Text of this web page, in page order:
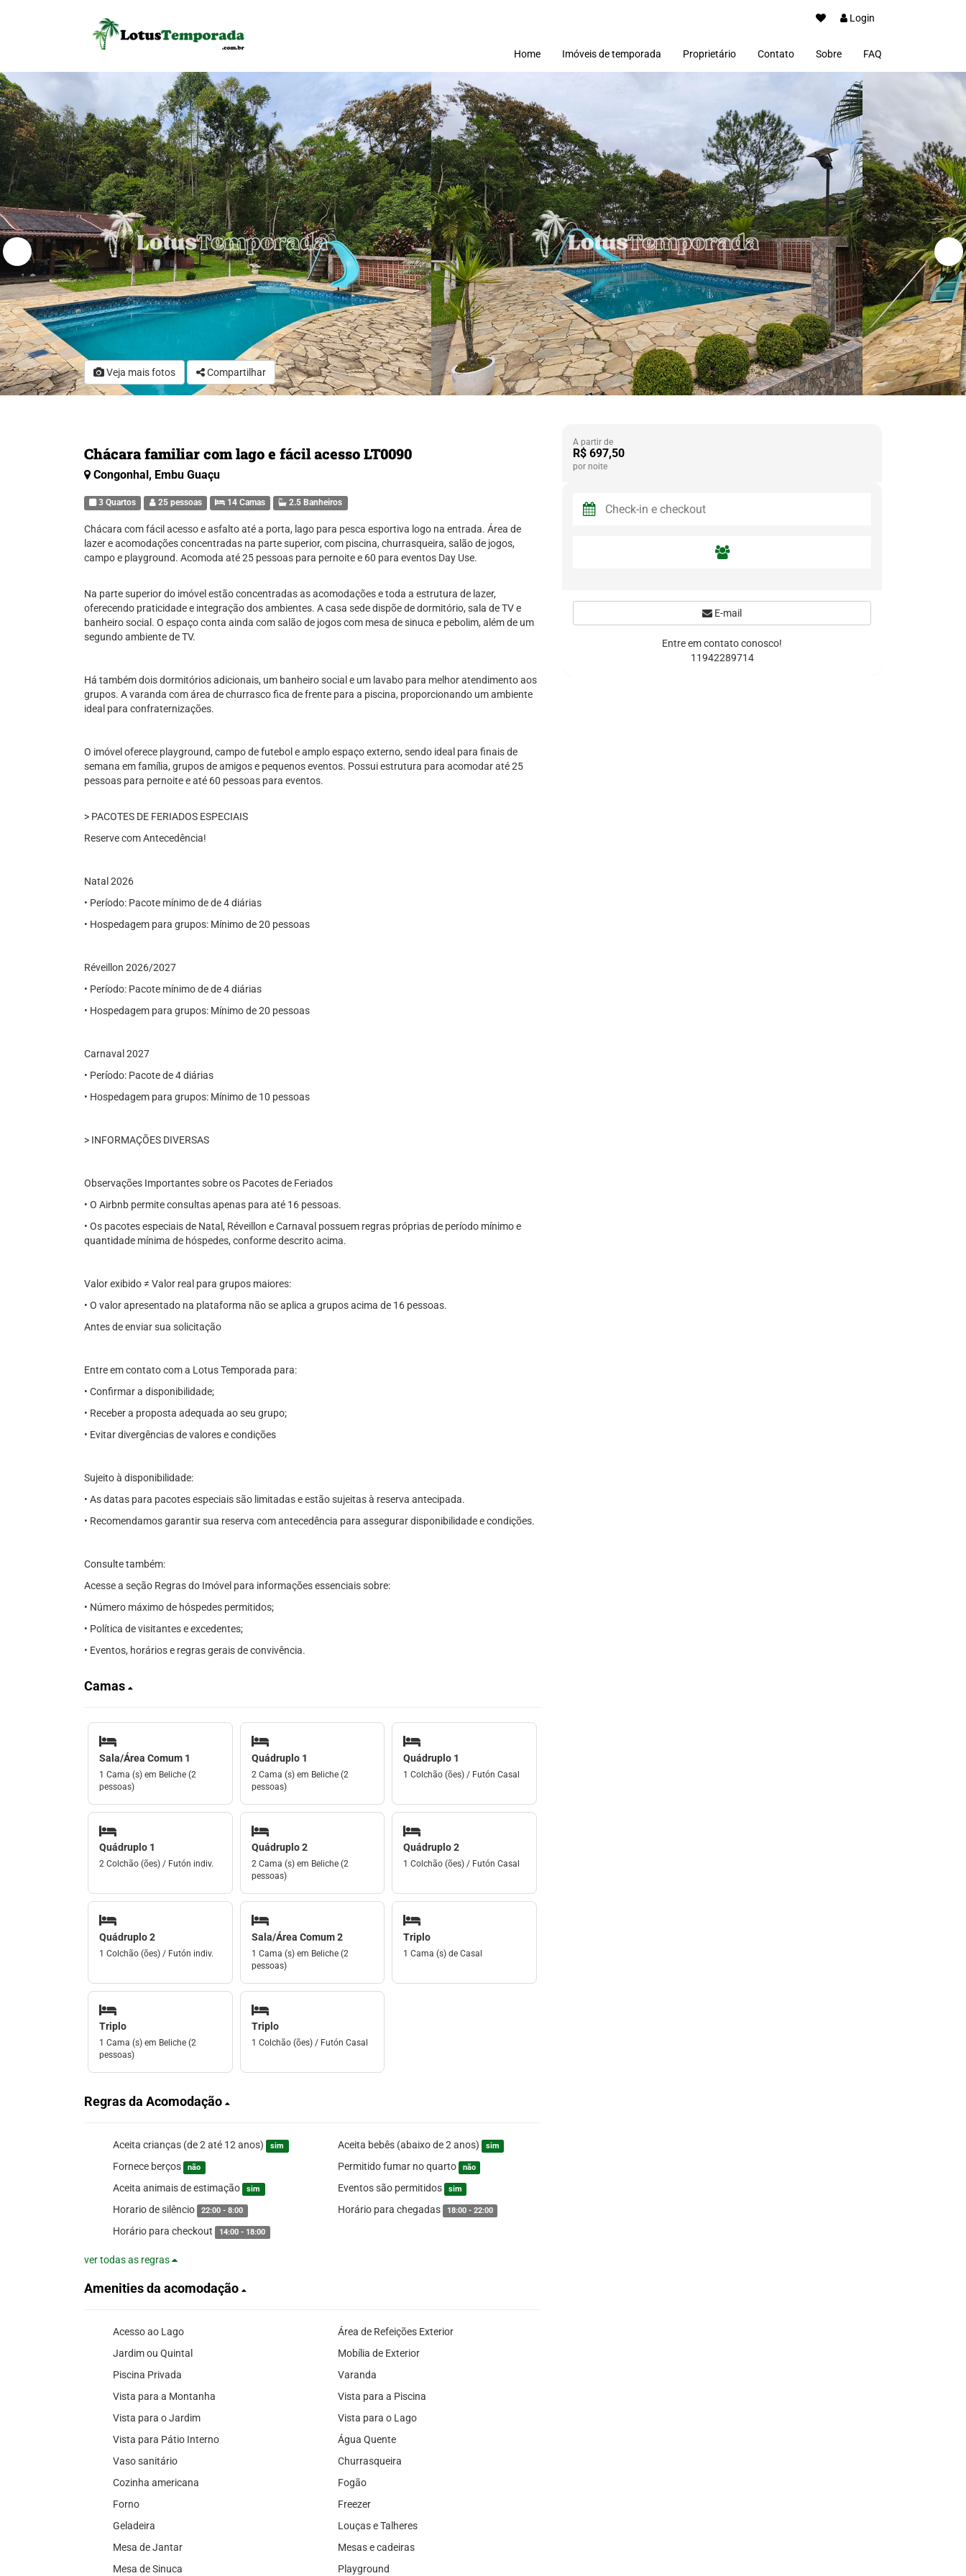
Login
Home Imóveis de temporada Proprietário Contato Sobre FAQ
Veja mais fotos Compartilhar
Chácara familiar com lago e fácil acesso LT0090
Congonhal, Embu Guaçu
3 Quartos 25 pessoas 14 Camas 2.5 Banheiros
Chácara com fácil acesso e asfalto até a porta, lago para pesca esportiva logo na entrada. Área de
lazer e acomodações concentradas na parte superior, com piscina, churrasqueira, salão de jogos,
campo e playground. Acomoda até 25 pessoas para pernoite e 60 para eventos Day Use.
Na parte superior do imóvel estão concentradas as acomodações e toda a estrutura de lazer,
oferecendo praticidade e integração dos ambientes. A casa sede dispõe de dormitório, sala de TV e
banheiro social. O espaço conta ainda com salão de jogos com mesa de sinuca e pebolim, além de um
segundo ambiente de TV.
Há também dois dormitórios adicionais, um banheiro social e um lavabo para melhor atendimento aos
grupos. A varanda com área de churrasco fica de frente para a piscina, proporcionando um ambiente
ideal para confraternizações.
O imóvel oferece playground, campo de futebol e amplo espaço externo, sendo ideal para finais de
semana em família, grupos de amigos e pequenos eventos. Possui estrutura para acomodar até 25
pessoas para pernoite e até 60 pessoas para eventos.
> PACOTES DE FERIADOS ESPECIAIS
Reserve com Antecedência!
Natal 2026
• Período: Pacote mínimo de de 4 diárias
• Hospedagem para grupos: Mínimo de 20 pessoas
Réveillon 2026/2027
• Período: Pacote mínimo de de 4 diárias
• Hospedagem para grupos: Mínimo de 20 pessoas
Carnaval 2027
• Período: Pacote de 4 diárias
• Hospedagem para grupos: Mínimo de 10 pessoas
> INFORMAÇÕES DIVERSAS
Observações Importantes sobre os Pacotes de Feriados
• O Airbnb permite consultas apenas para até 16 pessoas.
• Os pacotes especiais de Natal, Réveillon e Carnaval possuem regras próprias de período mínimo e
quantidade mínima de hóspedes, conforme descrito acima.
Valor exibido ≠ Valor real para grupos maiores:
• O valor apresentado na plataforma não se aplica a grupos acima de 16 pessoas.
Antes de enviar sua solicitação
Entre em contato com a Lotus Temporada para:
• Confirmar a disponibilidade;
• Receber a proposta adequada ao seu grupo;
• Evitar divergências de valores e condições
Sujeito à disponibilidade:
• As datas para pacotes especiais são limitadas e estão sujeitas à reserva antecipada.
• Recomendamos garantir sua reserva com antecedência para assegurar disponibilidade e condições.
Consulte também:
Acesse a seção Regras do Imóvel para informações essenciais sobre:
• Número máximo de hóspedes permitidos;
• Política de visitantes e excedentes;
• Eventos, horários e regras gerais de convivência.
Camas
Sala/Área Comum 1
1 Cama (s) em Beliche (2
pessoas)
Quádruplo 1
2 Cama (s) em Beliche (2
pessoas)
Quádruplo 1
1 Colchão (ões) / Futón Casal
Quádruplo 1
2 Colchão (ões) / Futón indiv.
Quádruplo 2
2 Cama (s) em Beliche (2
pessoas)
Quádruplo 2
1 Colchão (ões) / Futón Casal
Quádruplo 2
1 Colchão (ões) / Futón indiv.
Sala/Área Comum 2
1 Cama (s) em Beliche (2
pessoas)
Triplo
1 Cama (s) de Casal
Triplo
1 Cama (s) em Beliche (2
pessoas)
Triplo
1 Colchão (ões) / Futón Casal
Regras da Acomodação
Aceita crianças (de 2 até 12 anos) sim Aceita bebês (abaixo de 2 anos) sim
Fornece berços não Permitido fumar no quarto não
Aceita animais de estimação sim Eventos são permitidos sim
Horario de silêncio 22:00 - 8:00 Horário para chegadas 18:00 - 22:00
Horário para checkout 14:00 - 18:00
ver todas as regras
Amenities da acomodação
Acesso ao Lago
Área de Refeições Exterior
Jardim ou Quintal
Mobília de Exterior
Piscina Privada
Varanda
Vista para a Montanha
Vista para a Piscina
Vista para o Jardim
Vista para o Lago
Vista para Pátio Interno
Água Quente
Vaso sanitário
Churrasqueira
Cozinha americana
Fogão
Forno
Freezer
Geladeira
Louças e Talheres
Mesa de Jantar
Mesas e cadeiras
Mesa de Sinuca
Playground
A partir de
R$ 697,50
por noite
E-mail
Entre em contato conosco!
11942289714